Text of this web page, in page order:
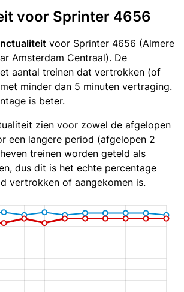
voor Sprinter 4656
voor Sprinter 4656 (Almere
Amsterdam Centraal). De
aantal treinen dat vertrokken (of
minder dan 5 minuten vertraging.
is beter.
zien voor zowel de afgelopen
een langere period (afgelopen 2
treinen worden geteld als
dus dit is het echte percentage
vertrokken of aangekomen is.